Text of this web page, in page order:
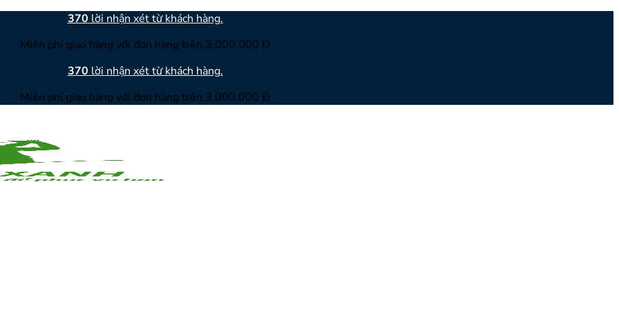
370 lời nhận xét từ khách hàng.
Miễn phí giao hàng với đơn hàng trên 3.000.000 Đ
370 lời nhận xét từ khách hàng.
Miễn phí giao hàng với đơn hàng trên 3.000.000 Đ